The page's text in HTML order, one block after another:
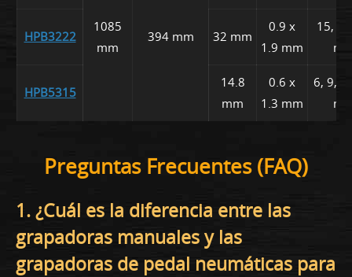
1085
mm
394 mm
HPB3222 32 mm
0.9 x
1.9 mm
15,
HPB5315
14.8
mm
0.6 x
1.3 mm
6, 9,
Preguntas Frecuentes (FAQ)
1. ¿Cuál es la diferencia entre las
grapadoras manuales y las
grapadoras de pedal neumáticas para